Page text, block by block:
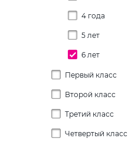
4 года
5 лет
6 лет
Первый класс
Второй класс
Третий класс
Четвертый класс